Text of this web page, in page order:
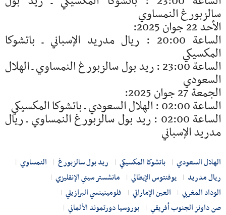
سالزبورغ النمساوي
الأحد 22 جوان 2025:
الساعة 20:00 : ريال مدريد الإسباني ـ باتشوكا
المكسيكي
الساعة 23:00 : ريد بول سالزبورغ النمساوي ـ الهلال
السعودي
الجمعة 27 جوان 2025:
الساعة 02:00 : الهلال السعودي ـ باتشوكا المكسيكي
الساعة 02:00 : ريد بول سالزبورغ النمساوي ـ ريال
مدريد الإسباني
الهلال السعودي باتشوكا المكسيكي ريد بول سالزبورغ
النمساوي
ريال مدريد
يوفنتوس الإيطالي
مانشستر سيتي الإنقليزي
الوداد المغربي
العين الإماراتي
فلومينينسي البرازيلي
صن داونز الجنوب أفريقي
بوروسيا دورتموند الألماني